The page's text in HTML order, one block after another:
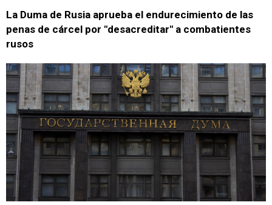
La Duma de Rusia aprueba el endurecimiento de las
penas de cárcel por "desacreditar" a combatientes
rusos